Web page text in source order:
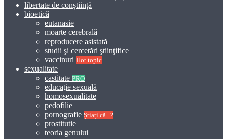
libertate de conștiință
bioetică
eutanasie
moarte cerebrală
reproducere asistată
studii şi cercetări ştiinţifice
vaccinuri Hot topic
sexualitate
castitate PRO
educaţie sexuală
homosexualitate
pedofilie
pornografie Știați că...?
prostitutie
teoria genului